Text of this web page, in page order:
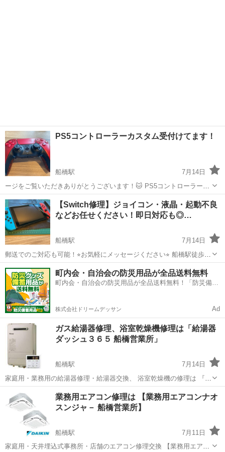
PS5コントローラーカスタム受付けてます！
船橋駅
7月14日
ージをご覧いただきありがとうございます！🐱 PS5コントローラー
DualSenseの背面2ボタンカスタムのご依頼承っております！ また完成
品が欲しい方もご相談ください！ 純正のPS5コントローラーに...
千葉 船橋市 その他
【Switch修理】ジョイコン・液晶・起動不良
などお任せください！即日対応も◎…
船橋駅
7月14日
郵送でのご対応も可能！⭐︎お気軽にメッセージください⭐︎ 船橋駅徒歩2
分！ Nintendo Switchの修理を格安・丁寧に行っています！ ✅ジョイコ
ンのスティック不良 ✅液晶割れ・黒いにじみ ✅充電...
千葉 船橋市 船橋駅 その他 バッテリー
町内会・自治会の防災用品が全品送料無料
町内会・自治会の防災用品が全品送料無料！「防災備蓄
株式会社ドリームデッサン Ad
ガス給湯器修理、浴室乾燥機修理は「給湯器
ダッシュ３６５ 船橋営業所」
船橋駅
7月14日
家庭用・業務用の給湯器修理・給湯器交換、 浴室乾燥機の修理は 『給
湯器ダッシュ３６５ 船橋営業所』 ※給湯器修理は概算見積金額をお伝
えしまして 発注依頼を頂く事前予約制になります。 修理出張エリア：
東京・...
千葉 船橋市 船橋駅 その他
業務用エアコン修理は 【業務用エアコンナオ
スンジャ－ 船橋営業所】
船橋駅
7月11日
家庭用・天井埋込式事務所・店舗のエアコン修理交換 【業務用エアコ